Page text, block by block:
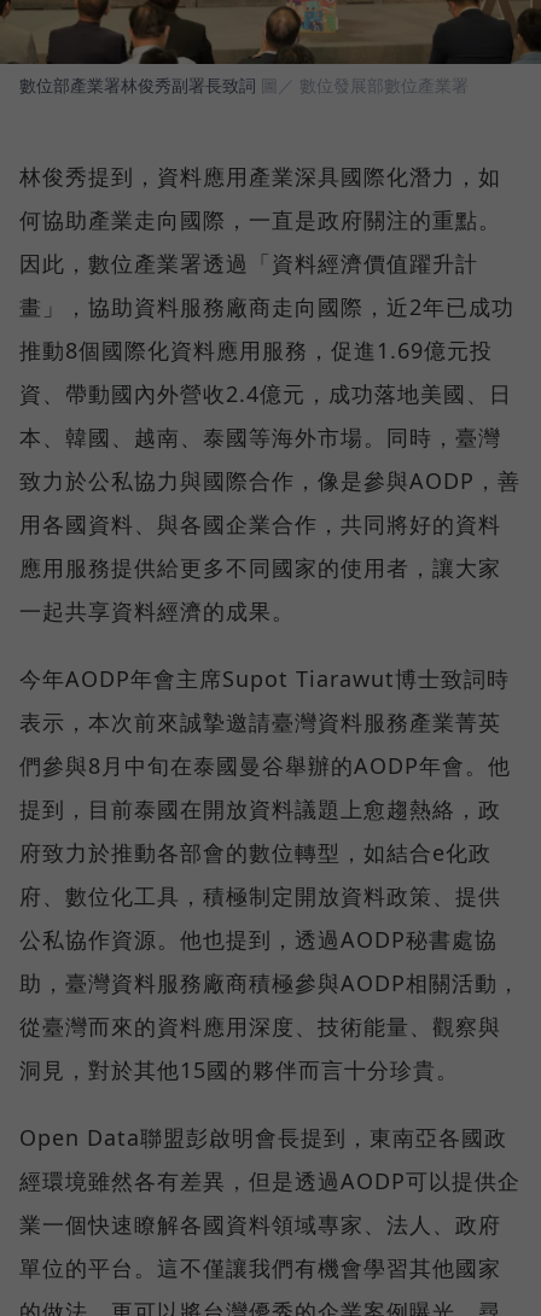
數位部產業署林俊秀副署長致詞 圖／ 數位發展部數位產業署
林俊秀提到，資料應用產業深具國際化潛力，如
何協助產業走向國際，一直是政府關注的重點。
因此，數位產業署透過「資料經濟價值躍升計
畫」，協助資料服務廠商走向國際，近2年已成功
推動8個國際化資料應用服務，促進1.69億元投
資、帶動國內外營收2.4億元，成功落地美國、日
本、韓國、越南、泰國等海外市場。同時，臺灣
致力於公私協力與國際合作，像是參與AODP，善
用各國資料、與各國企業合作，共同將好的資料
應用服務提供給更多不同國家的使用者，讓大家
一起共享資料經濟的成果。
今年AODP年會主席Supot Tiarawut博士致詞時
表示，本次前來誠摯邀請臺灣資料服務產業菁英
們參與8月中旬在泰國曼谷舉辦的AODP年會。他
提到，目前泰國在開放資料議題上愈趨熱絡，政
府致力於推動各部會的數位轉型，如結合e化政
府、數位化工具，積極制定開放資料政策、提供
公私協作資源。他也提到，透過AODP秘書處協
助，臺灣資料服務廠商積極參與AODP相關活動，
從臺灣而來的資料應用深度、技術能量、觀察與
洞見，對於其他15國的夥伴而言十分珍貴。
Open Data聯盟彭啟明會長提到，東南亞各國政
經環境雖然各有差異，但是透過AODP可以提供企
業一個快速瞭解各國資料領域專家、法人、政府
單位的平台。這不僅讓我們有機會學習其他國家